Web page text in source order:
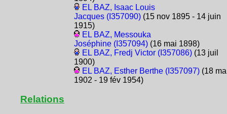
EL BAZ, Isaac Louis
Jacques (I357090)(15 nov 1895 - 14 juin
1915)
EL BAZ, Messouka
Joséphine (I357094)(16 mai 1898)
EL BAZ, Fredj Victor (I357086)(13 juil
1900)
EL BAZ, Esther Berthe (I357097)(18
1902 - 19 fév 1954)
Relations